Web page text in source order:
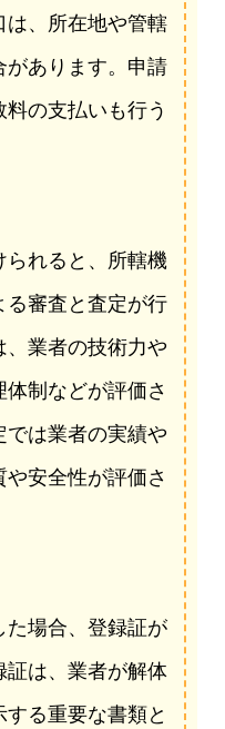
は、所在地や管轄
があります。申請
の支払いも行う
れると、所轄機
る審査と査定が行
、業者の技術力や
制などが評価さ
は業者の実績や
安全性が評価さ
た場合、登録証が
証は、業者が解体
る重要な書類と